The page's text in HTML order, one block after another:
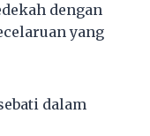
dengan
yang
dalam